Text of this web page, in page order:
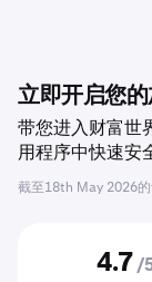
立即开启您的
带您进入财富世
用程序中快速安
截至18th May 2026
4.7 /